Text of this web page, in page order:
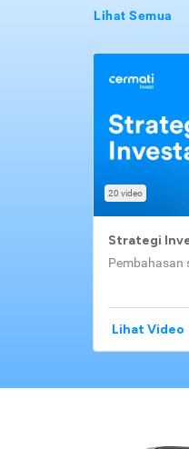
Lihat Semua
20 video
Strategi
Pembahasan
Lihat Video